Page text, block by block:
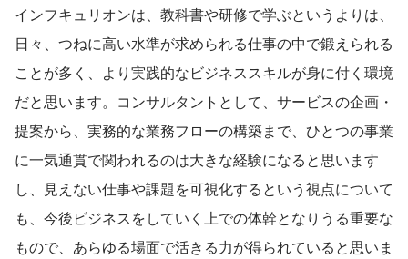
インフキュリオンは、教科書や研修で学ぶというよりは、
日々、つねに高い水準が求められる仕事の中で鍛えられる
ことが多く、より実践的なビジネススキルが身に付く環境
だと思います。コンサルタントとして、サービスの企画・
提案から、実務的な業務フローの構築まで、ひとつの事業
に一気通貫で関われるのは大きな経験になると思います
し、見えない仕事や課題を可視化するという視点について
も、今後ビジネスをしていく上での体幹となりうる重要な
もので、あらゆる場面で活きる力が得られていると思いま